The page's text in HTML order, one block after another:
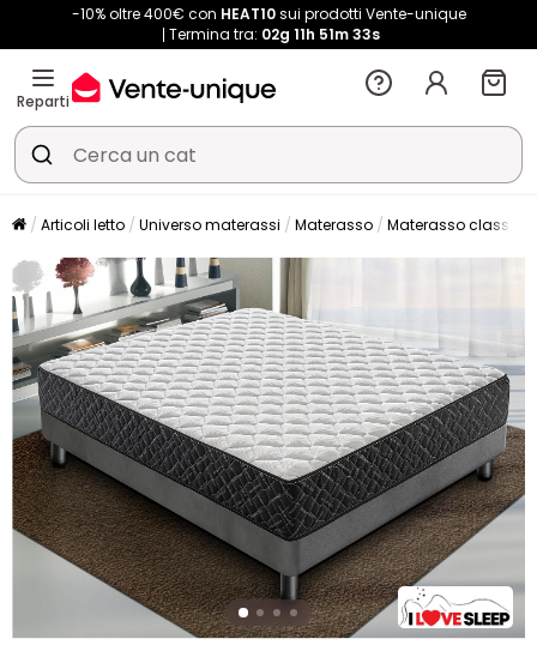
-10% oltre 400€ con HEAT10sui prodotti Vente-unique
Termina tra: 02g 11h 51m 33s
Reparti
Articoli letto Universo materassi Materasso Materasso classico